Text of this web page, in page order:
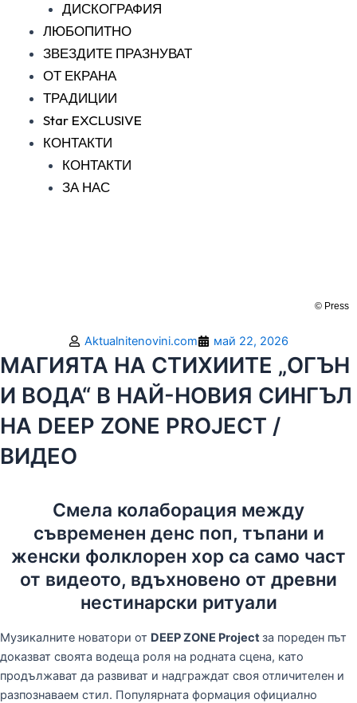
ДИСКОГРАФИЯ
ЛЮБОПИТНО
ЗВЕЗДИТЕ ПРАЗНУВАТ
ОТ ЕКРАНА
ТРАДИЦИИ
Star EXCLUSIVE
КОНТАКТИ
КОНТАКТИ
ЗА НАС
© Press
Aktualnitenovini.com май 22, 2026
МАГИЯТА НА СТИХИИТЕ „ОГЪН
И ВОДА“ В НАЙ-НОВИЯ СИНГЪЛ
НА DEEP ZONE PROJECT /
ВИДЕО
Смела колаборация между
съвременен денс поп, тъпани и
женски фолклорен хор са само част
от видеото, вдъхновено от древни
нестинарски ритуали
Музикалните новатори от DEEP ZONE Projectза пореден път
доказват своята водеща роля на родната сцена, като
продължават да развиват и надграждат своя отличителен и
разпознаваем стил. Популярната формация официално